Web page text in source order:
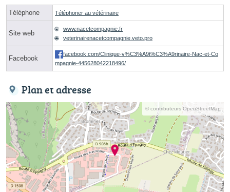
Téléphone Téléphoner au vétérinaire
Site web
www.nacetcompagnie.fr
veterinairenacetcompagnie.veto.pro
Facebook
facebook.com/Clinique-v%C3%A9t%C3%A9rinaire-Nac-et-Co
mpagnie-445628042218496/
Plan et adresse
© contributeurs OpenStreetMap